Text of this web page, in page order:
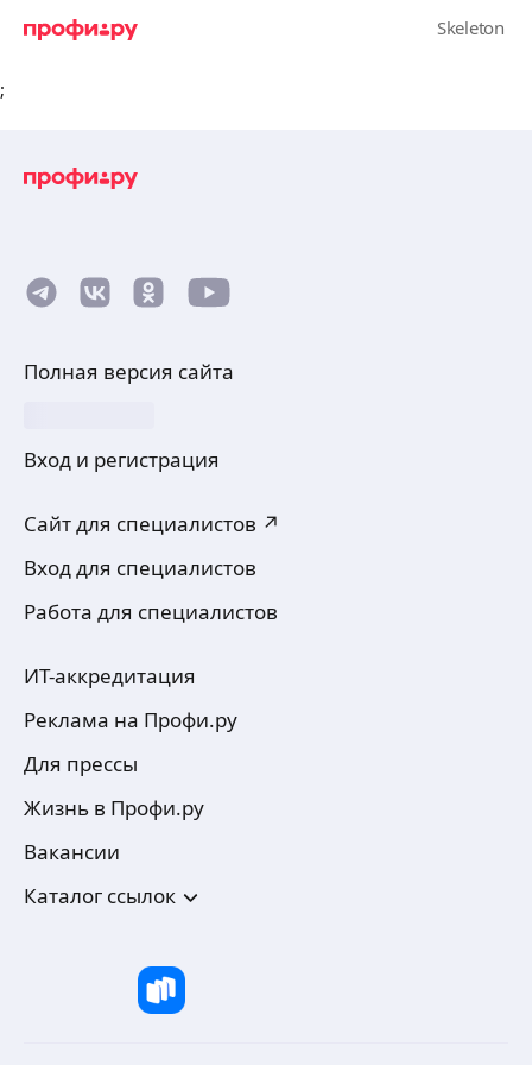
;
Полная версия сайта
Вход и регистрация
Сайт для специалистов ↗
Вход для специалистов
Работа для специалистов
ИТ-аккредитация
Реклама на Профи.ру
Для прессы
Жизнь в Профи.ру
Вакансии
Каталог ссылок